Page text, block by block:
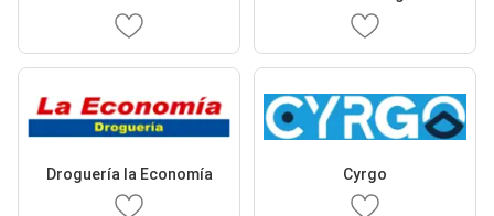
Droguería la Economía Cyrgo